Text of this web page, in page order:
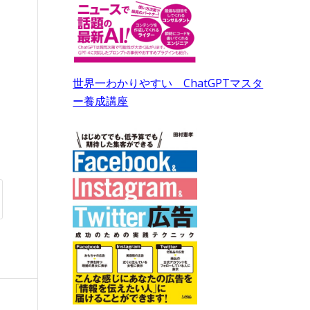
世界一わかりやすい ChatGPTマスタ
ー養成講座